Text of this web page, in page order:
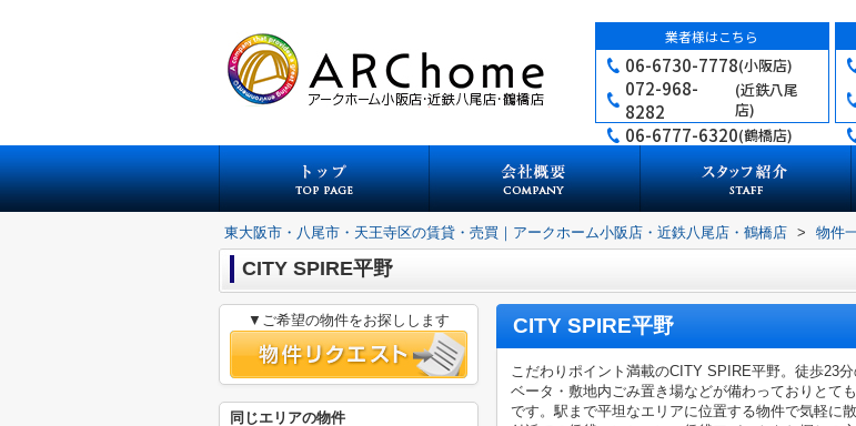
業者様はこちら
06-6730-7778(小阪店)
072-968-
8282
(近鉄八尾
店)
06-6777-6320(鶴橋店)
東大阪市・八尾市・天王寺区の賃貸・売買｜アークホーム小阪店・近鉄八尾店・鶴橋店 > 物件
CITY SPIRE平野
CITY SPIRE平野
こだわりポイント満載のCITY SPIRE平野。徒歩23
ベータ・敷地内ごみ置き場などが備わっておりとて
です。駅まで平坦なエリアに位置する物件で気軽に
▼ご希望の物件をお探しします
同じエリアの物件